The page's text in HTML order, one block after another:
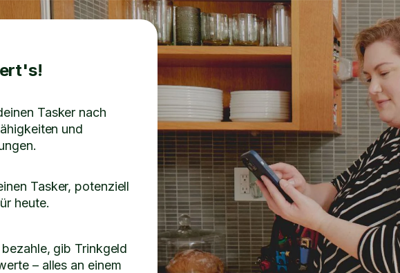
Tasker nach
und
Tasker, potenziell
heute.
gib Trinkgeld
– alles an einem